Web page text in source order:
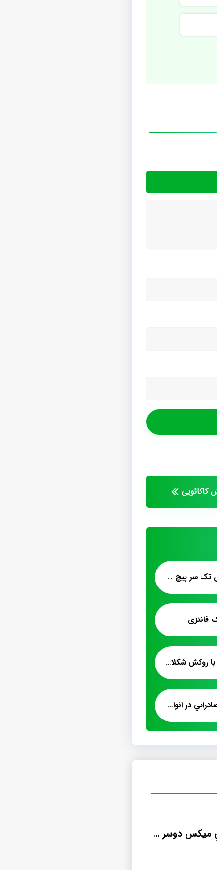
کاکائویی
عرضه پشمک لقمه ای تک سر پیچ شکلاتی
فانتزی
فروش عمده پشمک با روکش شکلات
پشمک بسته بندي صادراتي در انواع طعم
پشمک لقمه اي ميکس دوسر پيچ شلاله